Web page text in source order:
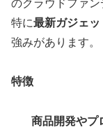
のクラウドファン
特に最新ガジェ
強みがあります。
特徴
商品開発やプ